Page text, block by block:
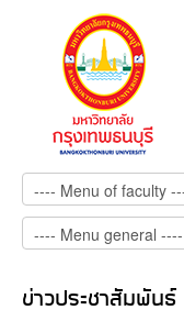
ข่าวประชาสัมพันธ์